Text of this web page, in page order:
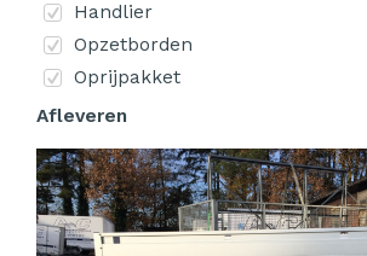
Handlier
Opzetborden
Oprijpakket
Afleveren